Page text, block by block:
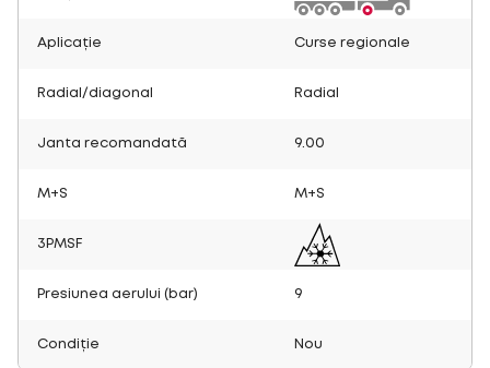
Aplicație Curse regionale
Radial/diagonal Radial
Janta recomandată 9.00
M+S M+S
3PMSF
Presiunea aerului (bar) 9
Condiție Nou